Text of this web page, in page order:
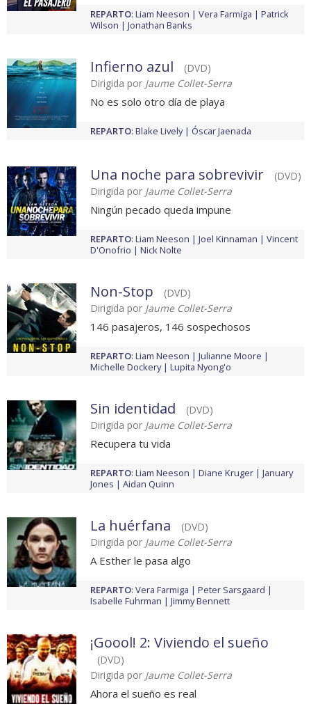
REPARTO: Liam Neeson Vera Farmiga
Patrick
Wilson
Jonathan Banks
Infierno azul
(DVD)
Dirigida por Jaume Collet-Serra
No es solo otro día de playa
REPARTO: Blake Lively Óscar Jaenada
Una noche para sobrevivir
(DVD)
Dirigida por Jaume Collet-Serra
Ningún pecado queda impune
REPARTO: Liam Neeson Joel Kinnaman
Vincent
D'Onofrio
Nick Nolte
Non-Stop
(DVD)
Dirigida por Jaume Collet-Serra
146 pasajeros, 146 sospechosos
REPARTO: Liam Neeson
Julianne Moore
Michelle Dockery
Lupita Nyong'o
Sin identidad
(DVD)
Dirigida por Jaume Collet-Serra
Recupera tu vida
REPARTO: Liam Neeson Diane Kruger
January
Jones
Aidan Quinn
La huérfana
(DVD)
Dirigida por Jaume Collet-Serra
A Esther le pasa algo
REPARTO: Vera Farmiga
Peter Sarsgaard
Isabelle Fuhrman
Jimmy Bennett
¡Goool! 2: Viviendo el sueño
(DVD)
Dirigida por Jaume Collet-Serra
Ahora el sueño es real